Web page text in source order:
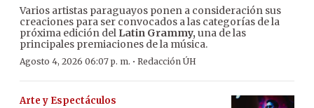
Varios artistas paraguayos ponen a consideración sus
creaciones para ser convocados a las categorías de la
próxima edición del Latin Grammy, una de las
principales premiaciones de la música.
Agosto 4, 2026 06:07 p. m. · Redacción ÚH
Arte y Espectáculos